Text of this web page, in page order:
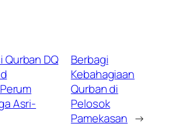
Qurban DQ
Asri-
Berbagi
Kebahagiaan
Qurban di
Pelosok
Pamekasan →